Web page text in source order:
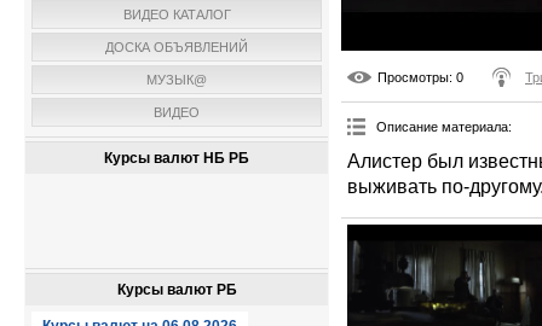
ВИДЕО КАТАЛОГ
ДОСКА ОБЪЯВЛЕНИЙ
МУЗЫК@
ВИДЕО
Курсы валют НБ РБ
Курсы валют РБ
Просмотры: 0
Описание материала:
Алистер был
выживать по-